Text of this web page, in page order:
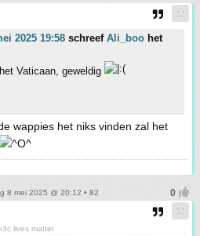
2025 19:58 schreef Ali_boo het
Vaticaan, geweldig
wappies het niks vinden zal het
8 mei 2025 @ 20:12 • 82
lives matter